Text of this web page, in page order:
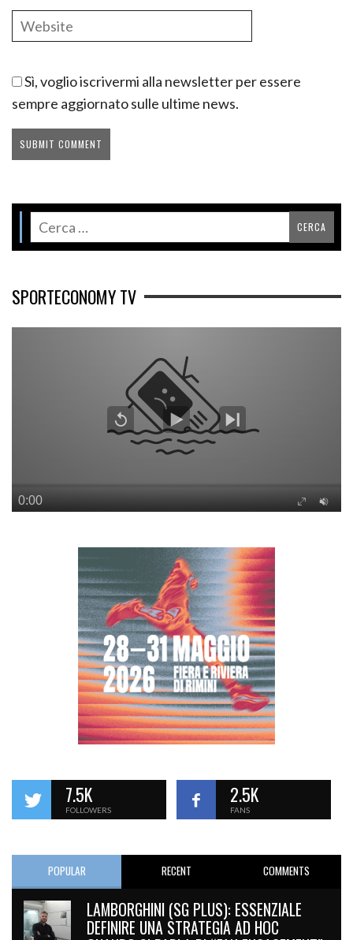
Sì, voglio iscrivermi alla newsletter per essere
sempre aggiornato sulle ultime news.
SPORTECONOMY TV
7.5K
FOLLOWERS
2.5K
FANS
POPULAR RECENT COMMENTS
LAMBORGHINI (SG PLUS): ESSENZIALE
DEFINIRE UNA STRATEGIA AD HOC